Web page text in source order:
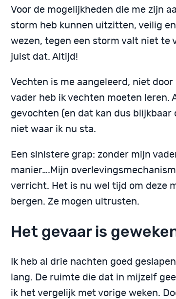
Voor de mogelijkheden die me zijn
storm heb kunnen uitzitten, veilig
wezen, tegen een storm valt niet te
juist dat. Altijd!
Vechten is me aangeleerd, niet
vader heb ik vechten moeten leren.
gevochten (en dat kan dus blijkbaar
niet waar ik nu sta.
Een sinistere grap: zonder mijn
manier….Mijn
verricht. Het is nu wel tijd om deze
bergen. Ze mogen uitrusten.
Het gevaar is
Ik heb al drie nachten goed
lang. De ruimte die dat in mijzelf
ik het vergelijk met vorige weken.